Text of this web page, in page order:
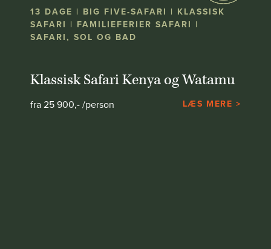
13 DAGE | BIG FIVE-SAFARI | KLASSISK
SAFARI | FAMILIEFERIER SAFARI |
SAFARI, SOL OG BAD
Klassisk Safari Kenya og Watamu
fra 25 900,- /person LÆS MERE >